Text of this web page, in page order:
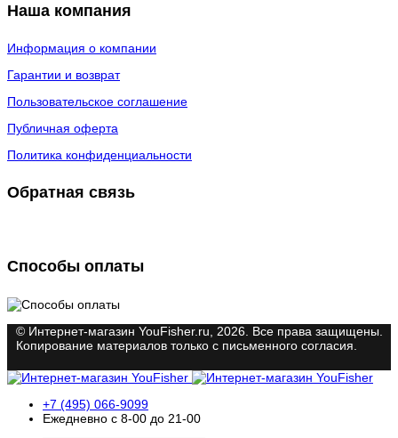
Наша компания
Информация о компании
Гарантии и возврат
Пользовательское соглашение
Публичная оферта
Политика конфиденциальности
Обратная связь
Способы оплаты
© Интернет-магазин YouFisher.ru, 2026. Все права защищены.
Копирование материалов только с письменного согласия.
+7 (495) 066-9099
Ежедневно с 8-00 до 21-00